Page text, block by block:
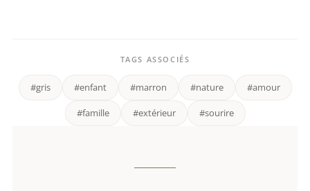
TAGS ASSOCIÉS
#gris #enfant #marron #nature #amour
#famille #extérieur #sourire